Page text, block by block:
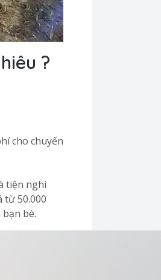
?
cho chuyến
tiện nghi
từ 50.000
bè.